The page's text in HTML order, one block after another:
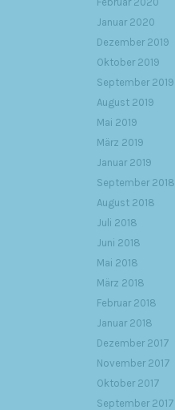
Januar 2020
Dezember 2019
Oktober 2019
September 2019
August 2019
Mai 2019
März 2019
Januar 2019
September 2018
August 2018
Juli 2018
Juni 2018
Mai 2018
März 2018
Februar 2018
Januar 2018
Dezember 2017
November 2017
Oktober 2017
September 2017